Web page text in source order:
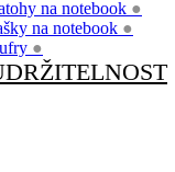
na notebook ●
na notebook ●
●